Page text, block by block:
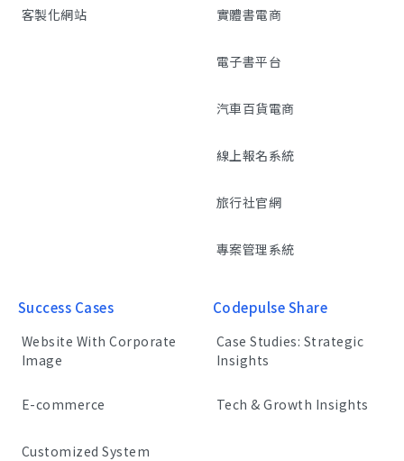
客製化網站 實體書電商
電子書平台
汽車百貨電商
線上報名系統
旅行社官網
專案管理系統
Success Cases
Website With Corporate
Image
E-commerce
Customized System
Codepulse Share
Case Studies: Strategic
Insights
Tech & Growth Insights